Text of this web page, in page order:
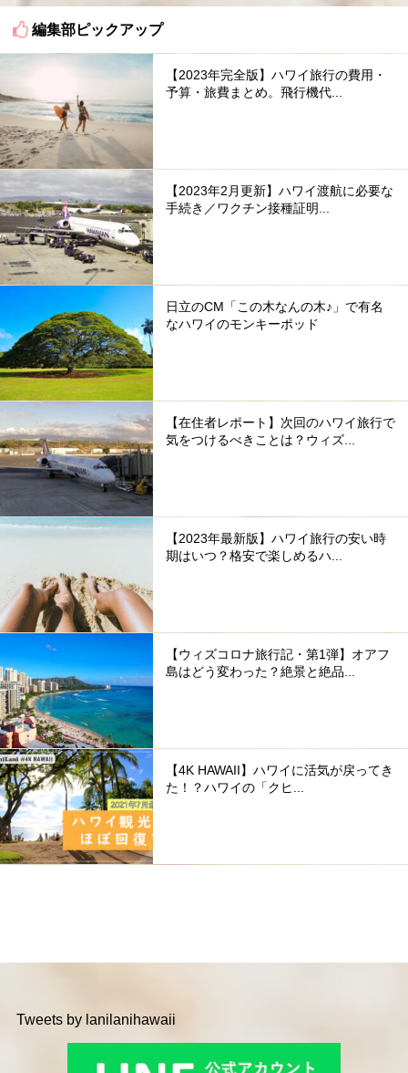
編集部ピックアップ
【2023年完全版】ハワイ旅行の費用・
予算・旅費まとめ。飛行機代...
【2023年2月更新】ハワイ渡航に必要な
手続き／ワクチン接種証明...
日立のCM「この木なんの木♪」で有名
なハワイのモンキーポッド
【在住者レポート】次回のハワイ旅行で
気をつけるべきことは？ウィズ...
【2023年最新版】ハワイ旅行の安い時
期はいつ？格安で楽しめるハ...
【ウィズコロナ旅行記・第1弾】オアフ
島はどう変わった？絶景と絶品...
【4K HAWAII】ハワイに活気が戻ってき
た！？ハワイの「クヒ...
Tweets by lanilanihawaii